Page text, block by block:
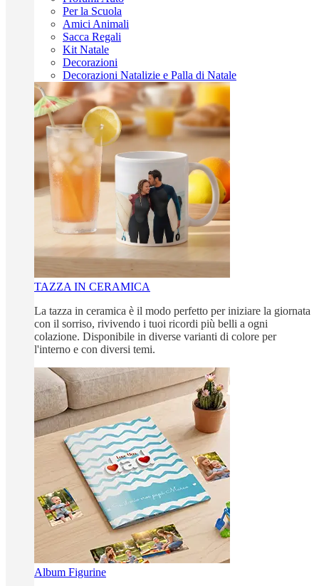
Per la Scuola
Amici Animali
Sacca Regali
Kit Natale
Decorazioni
Decorazioni Natalizie e Palla di Natale
TAZZA IN CERAMICA
La tazza in ceramica è il modo perfetto per iniziare la giornata
con il sorriso, rivivendo i tuoi ricordi più belli a ogni
colazione. Disponibile in diverse varianti di colore per
l'interno e con diversi temi.
Album Figurine